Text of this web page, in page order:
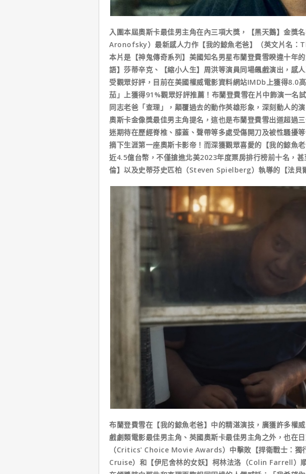
入圍本屆奧斯卡最佳男主角在內三項大獎，【黑天鵝】金獎
Aronofsky）最新感人力作【我的鯨魚老爸】（英文片名：
本片是【神鬼傳奇系列】美國知名男星布蘭登費雪睽違十年
語】莎蒂辛克、【縮小人生】周洪等演員同場飆戲演出，感
受觀眾好評，目前在美國權威電影資料網站IMDb上獲得8.0
茄」上獲得91%觀眾好評推薦！布蘭登費雪在片中飾演一名
同志老爸「查理」，顛覆過去的動作英雄形象，深刻動人的
奧斯卡金像獎最佳男主角提名，這也是布蘭登費雪出道超過
迷期待在歷經脊椎、膝蓋、聲帶等多處受傷開刀及被性騷擾
摘下生涯第一座奧斯卡影帝！而深獲觀眾喜愛的【我的鯨魚
近4.5億台幣，不僅搶進北美2023年度票房排行榜前十名，
倫】以及史蒂芬史匹柏（Steven Spielberg）執導的【法貝
布蘭登費雪在【我的鯨魚老爸】中的精湛演技，廣獲許多權
戲劇類電影最佳男主角、英國奧斯卡最佳男主角之外，也在
（Critics' Choice Movie Awards）中擊敗【捍衛戰士：獨
Cruise）和【伊尼舍林的女妖】柯林法洛（Colin Farrell）